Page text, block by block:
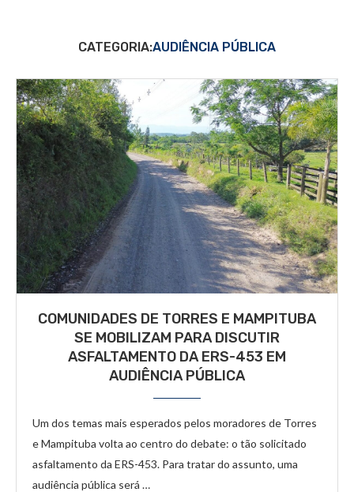
CATEGORIA:AUDIÊNCIA PÚBLICA
COMUNIDADES DE TORRES E MAMPITUBA
SE MOBILIZAM PARA DISCUTIR
ASFALTAMENTO DA ERS-453 EM
AUDIÊNCIA PÚBLICA
Um dos temas mais esperados pelos moradores de Torres
e Mampituba volta ao centro do debate: o tão solicitado
asfaltamento da ERS-453. Para tratar do assunto, uma
audiência pública será …